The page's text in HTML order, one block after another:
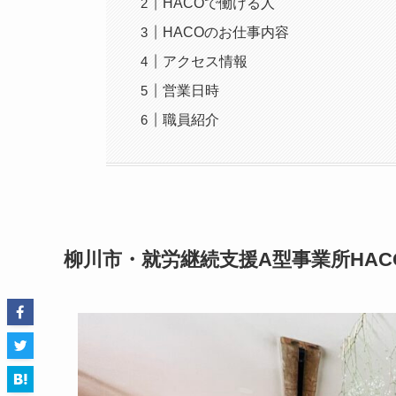
HACOで働ける人
HACOのお仕事内容
アクセス情報
営業日時
職員紹介
柳川市・就労継続支援A型事業所